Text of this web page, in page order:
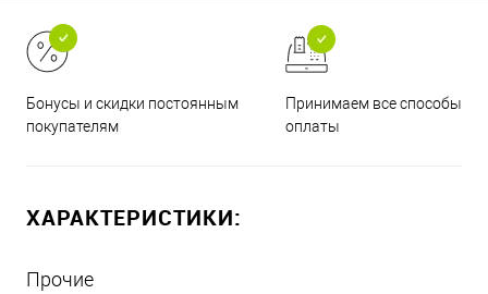
Бонусы и скидки постоянным
покупателям
Принимаем все способы
оплаты
ХАРАКТЕРИСТИКИ:
Прочие